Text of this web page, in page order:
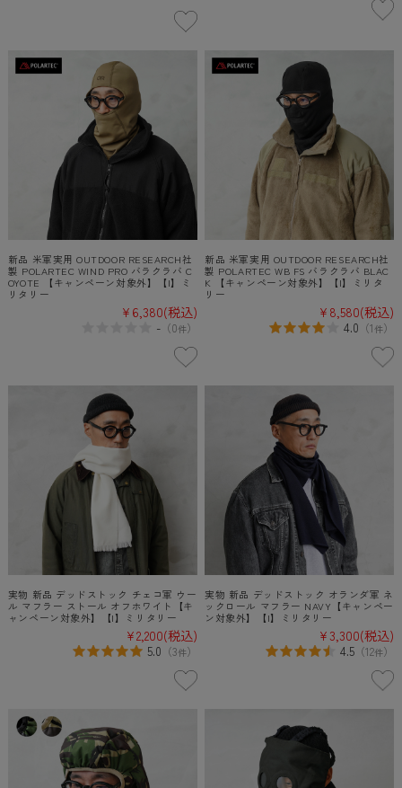
新品 米軍実用 OUTDOOR RESEARCH社
製 POLARTEC WIND PRO バラクラバ C
OYOTE 【キャンペーン対象外】【I】ミ
リタリー
¥6,380(税込)
-（0件）
新品 米軍実用 OUTDOOR RESEARCH社
製 POLARTEC WB FS バラクラバ BLAC
K 【キャンペーン対象外】【I】ミリタ
リー
¥8,580(税込)
4.0 （1件）
実物 新品 デッドストック チェコ軍 ウー
ル マフラー ストール オフホワイト【キ
ャンペーン対象外】【I】ミリタリー
¥2,200(税込)
5.0 （3件）
実物 新品 デッドストック オランダ軍 ネ
ックロール マフラー NAVY【キャンペー
ン対象外】【I】ミリタリー
¥3,300(税込)
4.5 （12件）